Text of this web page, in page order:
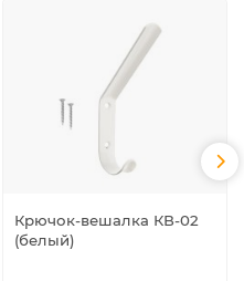
Крючок-вешалка КВ-02
(белый)